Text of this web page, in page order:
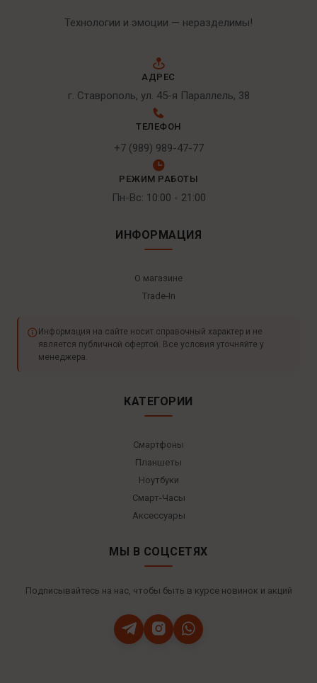
Технологии и эмоции — неразделимы!
АДРЕС
г. Ставрополь, ул. 45-я Параллель, 38
ТЕЛЕФОН
+7 (989) 989-47-77
РЕЖИМ РАБОТЫ
Пн-Вс: 10:00 - 21:00
ИНФОРМАЦИЯ
О магазине
Trade-In
Информация на сайте носит справочный характер и не
является публичной офертой. Все условия уточняйте у
менеджера.
КАТЕГОРИИ
Смартфоны
Планшеты
Ноутбуки
Смарт-Часы
Аксессуары
МЫ В СОЦСЕТЯХ
Подписывайтесь на нас, чтобы быть в курсе новинок и акций